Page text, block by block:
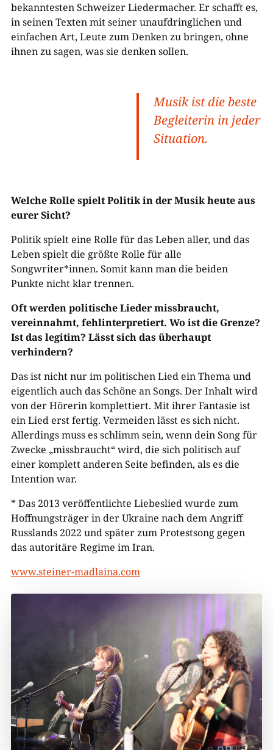
bekanntesten Schweizer Liedermacher. Er schafft es,
in seinen Texten mit seiner unaufdringlichen und
einfachen Art, Leute zum Denken zu bringen, ohne
ihnen zu sagen, was sie denken sollen.
Musik ist die beste
Begleiterin in jeder
Situation.
Welche Rolle spielt Politik in der Musik heute aus
eurer Sicht?
Politik spielt eine Rolle für das Leben aller, und das
Leben spielt die größte Rolle für alle
Songwriter*innen. Somit kann man die beiden
Punkte nicht klar trennen.
Oft werden politische Lieder missbraucht,
vereinnahmt, fehlinterpretiert. Wo ist die Grenze?
Ist das legitim? Lässt sich das überhaupt
verhindern?
Das ist nicht nur im politischen Lied ein Thema und
eigentlich auch das Schöne an Songs. Der Inhalt wird
von der Hörerin komplettiert. Mit ihrer Fantasie ist
ein Lied erst fertig. Vermeiden lässt es sich nicht.
Allerdings muss es schlimm sein, wenn dein Song für
Zwecke „missbraucht“ wird, die sich politisch auf
einer komplett anderen Seite befinden, als es die
Intention war.
* Das 2013 veröffentlichte Liebeslied wurde zum
Hoffnungsträger in der Ukraine nach dem Angriff
Russlands 2022 und später zum Protestsong gegen
das autoritäre Regime im Iran.
www.steiner-madlaina.com